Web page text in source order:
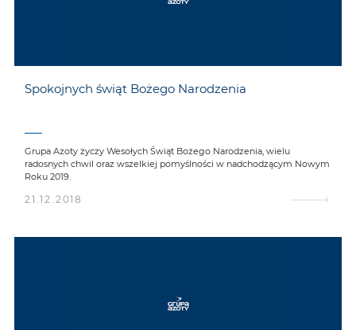
Spokojnych świąt Bożego Narodzenia
Grupa Azoty życzy Wesołych Świąt Bożego Narodzenia, wielu
radosnych chwil oraz wszelkiej pomyślności w nadchodzącym Nowym
Roku 2019.
21.12.2018